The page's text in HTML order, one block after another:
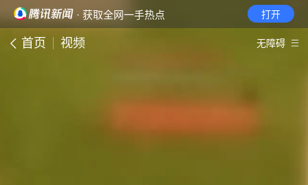
· 获取全网一手热点 打开
首页 视频 无障碍